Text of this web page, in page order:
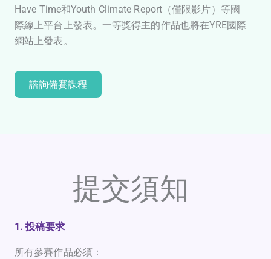
Have Time和Youth Climate Report（僅限影片）等國
際線上平台上發表。一等獎得主的作品也將在YRE國際
網站上發表。
諮詢備賽課程
提交須知
1. 投稿要求
所有參賽作品必須：